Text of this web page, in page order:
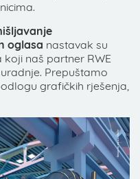
oglasa nastavak su
naš partner RWE
Prepuštamo
grafičkih rješenja,